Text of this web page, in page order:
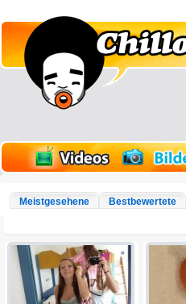
Meistgesehene Bestbewertete